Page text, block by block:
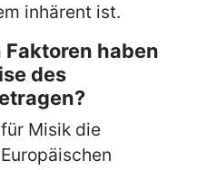
inhärent ist.
haben
des
Misik die